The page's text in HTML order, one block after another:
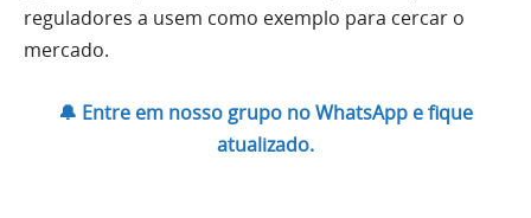
reguladores a usem como exemplo para cercar o
mercado.
🔔 Entre em nosso grupo no WhatsApp e fique
atualizado.